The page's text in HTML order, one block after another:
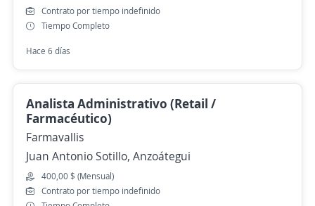
Contrato por tiempo indefinido
Tiempo Completo
Hace 6 días
Analista Administrativo (Retail /
Farmacéutico)
Farmavallis
Juan Antonio Sotillo, Anzoátegui
400,00 $ (Mensual)
Contrato por tiempo indefinido